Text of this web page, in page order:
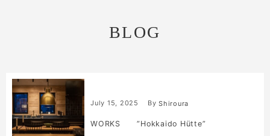
BLOG
July 15, 2025 By Shiroura
WORKS ”Hokkaido Hütte”